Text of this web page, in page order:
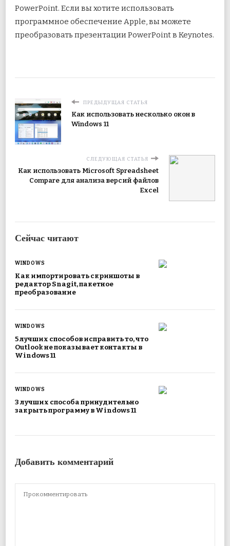
PowerPoint. Если вы хотите использовать
программное обеспечение Apple, вы можете
преобразовать презентации PowerPoint в Keynotes.
ПРЕДЫДУЩАЯ СТАТЬЯ
Как использовать несколько окон в
Windows 11
СЛЕДУЮЩАЯ СТАТЬЯ
Как использовать Microsoft Spreadsheet
Compare для анализа версий файлов
Excel
Сейчас читают
WINDOWS
Как импортировать скриншоты в
редактор Snagit, пакетное
преобразование
WINDOWS
5 лучших способов исправить то, что
Outlook не показывает контакты в
Windows 11
WINDOWS
3 лучших способа принудительно
закрыть программу в Windows 11
Добавить комментарий